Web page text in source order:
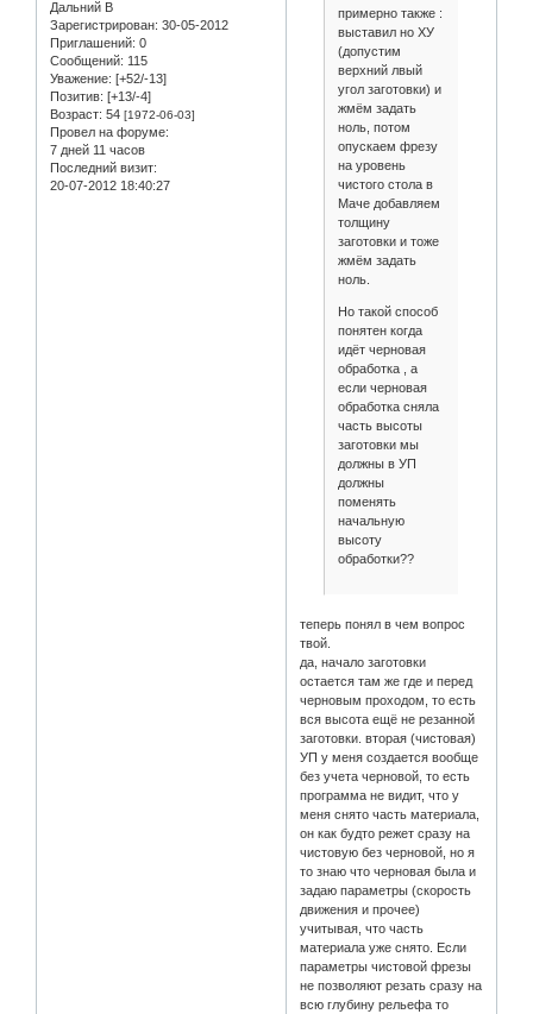
Дальний В
Зарегистрирован: 30-05-2012
Приглашений: 0
Сообщений: 115
Уважение: [+52/-13]
Позитив: [+13/-4]
Возраст: 54 [1972-06-03]
Провел на форуме:
7 дней 11 часов
Последний визит:
20-07-2012 18:40:27
примерно также :
выставил но ХУ
(допустим
верхний лвый
угол заготовки) и
жмём задать
ноль, потом
опускаем фрезу
на уровень
чистого стола в
Маче добавляем
толщину
заготовки и тоже
жмём задать
ноль.
Но такой способ
понятен когда
идёт черновая
обработка , а
если черновая
обработка сняла
часть высоты
заготовки мы
должны в УП
должны
поменять
начальную
высоту
обработки??
теперь понял в чем вопрос
твой.
да, начало заготовки
остается там же где и перед
черновым проходом, то есть
вся высота ещё не резанной
заготовки. вторая (чистовая)
УП у меня создается вообще
без учета черновой, то есть
программа не видит, что у
меня снято часть материала,
он как будто режет сразу на
чистовую без черновой, но я
то знаю что черновая была и
задаю параметры (скорость
движения и прочее)
учитывая, что часть
материала уже снято. Если
параметры чистовой фрезы
не позволяют резать сразу на
всю глубину рельефа то